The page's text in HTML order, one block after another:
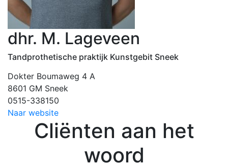
dhr. M. Lageveen
Tandprothetische praktijk Kunstgebit Sneek
Dokter Boumaweg 4 A
8601 GM Sneek
0515-338150
Naar website
Cliënten aan het
woord